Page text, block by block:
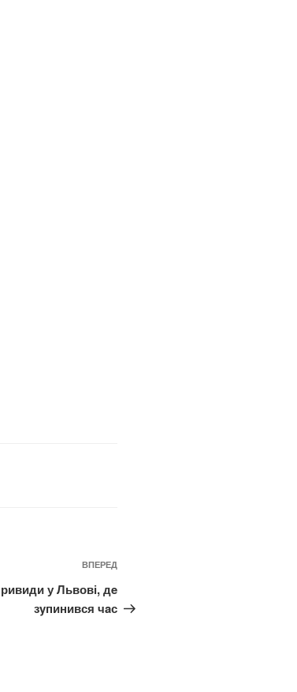
Наступний
запис
ВПЕРЕД
у Львові, дe
зyпинився чaс